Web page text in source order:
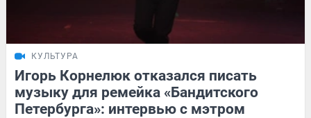
КУЛЬТУРА
Игорь Корнелюк отказался писать
музыку для ремейка «Бандитского
Петербурга»: интервью с мэтром